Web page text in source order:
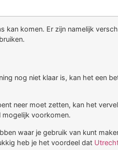
komen. Er zijn namelijk
nog niet klaar is, kan het een
neer moet zetten, kan het
mogelijk voorkomen.
waar je gebruik van kunt
heb je het voordeel dat